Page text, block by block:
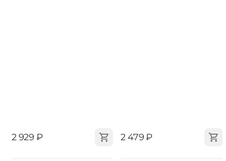
‍2 929‍ ₽ ‍2 479‍₽